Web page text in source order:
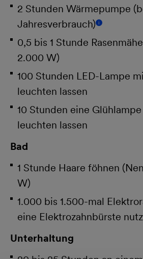
2 Stunden Wärmepumpe
Jahresverbrauch) i
0,5 bis 1 Stunde
2.000 W)
100 Stunden LED-Lampe
leuchten lassen
10 Stunden eine
leuchten lassen
Bad
1 Stunde Haare föhnen
W)
1.000 bis 1.500-mal
eine Elektrozahnbürste
Unterhaltung